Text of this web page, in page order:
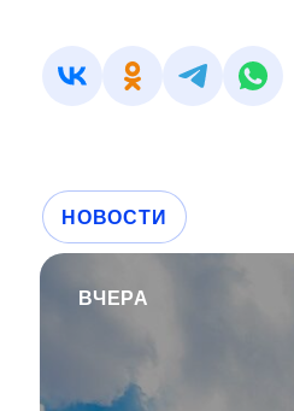
НОВОСТИ
ВЧЕРА